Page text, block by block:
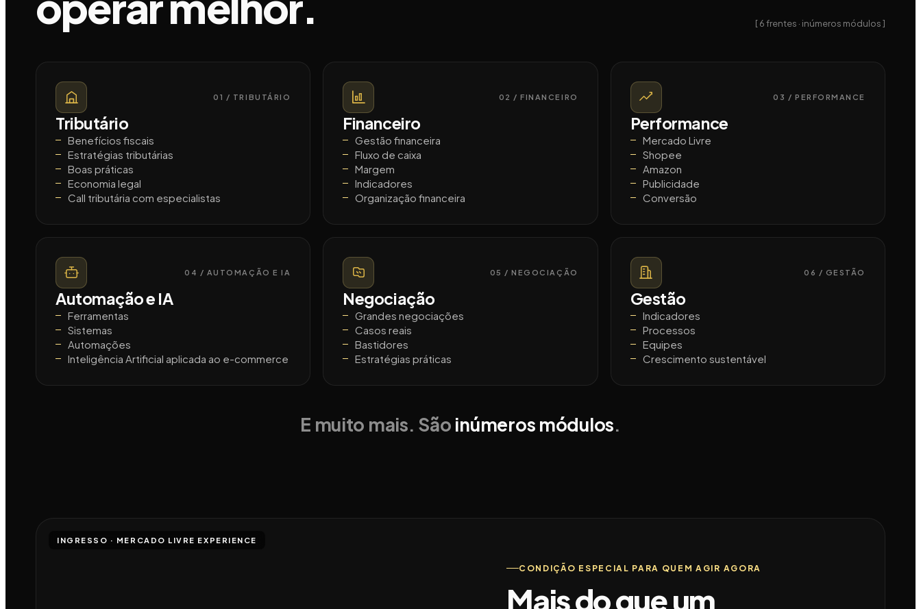
[ 6 frentes · inúmeros módulos ]
01 / TRIBUTÁRIO
Tributário
Benefícios fiscais
Estratégias tributárias
Boas práticas
Economia legal
Call tributária com especialistas
02 / FINANCEIRO
Financeiro
Gestão financeira
Fluxo de caixa
Margem
Indicadores
Organização financeira
03 / PERFORMANCE
Performance
Mercado Livre
Shopee
Amazon
Publicidade
Conversão
04 / AUTOMAÇÃO E IA
Automação e IA
Ferramentas
Sistemas
Automações
Inteligência Artificial aplicada ao e-commerce
05 / NEGOCIAÇÃO
Negociação
Grandes negociações
Casos reais
Bastidores
Estratégias práticas
06 / GESTÃO
Gestão
Indicadores
Processos
Equipes
Crescimento sustentável
E muito mais. São inúmeros módulos.
INGRESSO · MERCADO LIVRE EXPERIENCE
CONDIÇÃO ESPECIAL PARA QUEM AGIR AGORA
Mais do que um